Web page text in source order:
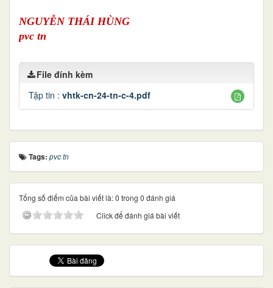
NGUYỄN THÁI HÙNG
pvc tn
File đính kèm
Tập tin : vhtk-cn-24-tn-c-4.pdf
Tags: pvc tn
Tổng số điểm của bài viết là: 0 trong 0 đánh giá
Click để đánh giá bài viết